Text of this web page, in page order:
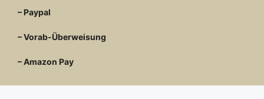
– Paypal
– Vorab-Überweisung
– Amazon Pay